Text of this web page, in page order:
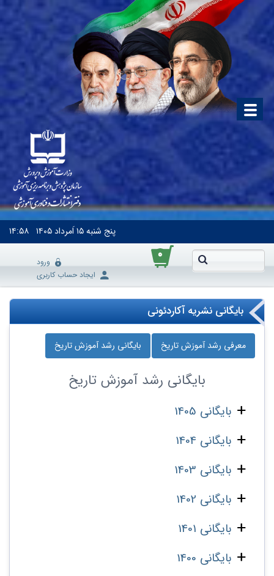
پنج شنبه۱۵ اَمرداد ۱۴۰۵ ۱۴:۵۸
۰
ورود
ایجاد حساب کاربری
بایگانی نشریه آکاردئونی
معرفی رشد آموزش تاریخ بایگانی رشد آموزش تاریخ
بایگانی رشد آموزش تاریخ
بایگانی 1405
بایگانی 1404
بایگانی 1403
بایگانی 1402
بایگانی 1401
بایگانی 1400